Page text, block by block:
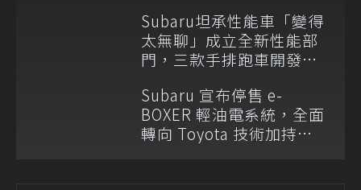
Subaru坦承性能車「變得
太無聊」成立全新性能部
門，三款手排跑車開發
Subaru 宣布停售 e-
BOXER 輕油電系統，全面
轉向 Toyota 技術加持